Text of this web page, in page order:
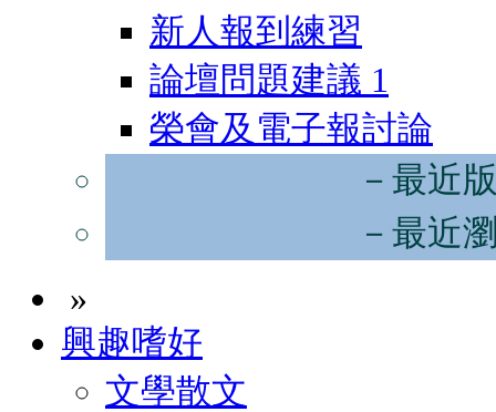
新人報到練習
論壇問題建議 1
榮會及電子報討論
－最近
－最近
»
興趣嗜好
文學散文